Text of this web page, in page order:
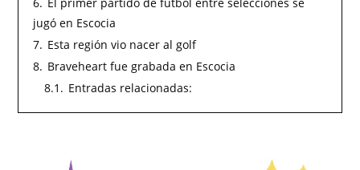
jugó en Escocia
7. Esta región vio nacer al golf
8. Braveheart fue grabada en Escocia
8.1. Entradas relacionadas: